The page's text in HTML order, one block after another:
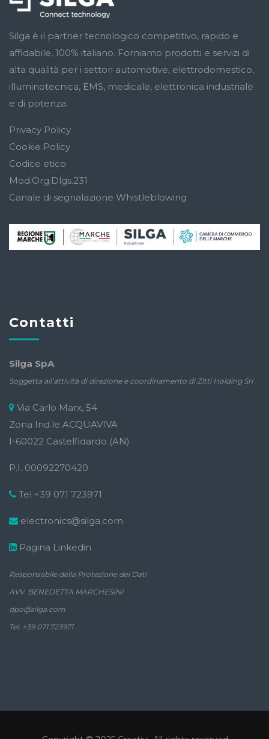
Silga è il partner tecnologico competitivo, rapido e
affidabile, 100% italiano. Forniamo prodotti e servizi di
alta qualità per i settori automotive, elettrodomestico,
illuminotecnica, EMS, medicale, elettronica industriale
e di potenza.
Privacy Policy
Cookie Policy
Codice etico
Mod.Org.Dlgs.231
Canale di segnalazione Whistleblowing
Contatti
Silga SpA
Soggetta all’attività di direzione e coordinamento di Zitti Holding Srl
Via Carlo Marx, 54
Zona Ind.le ACQUAVIVA
I-60022 Castelfidardo (AN)
P.I. 00092270420
Tel +39 071 723971
electronics@silga.com
Pagina Linkedin
Responsabile della Protezione dei Dati
AVV. BENEDETTA MARCHESINI
dpo@silga.com
Tel. +39 071 723971